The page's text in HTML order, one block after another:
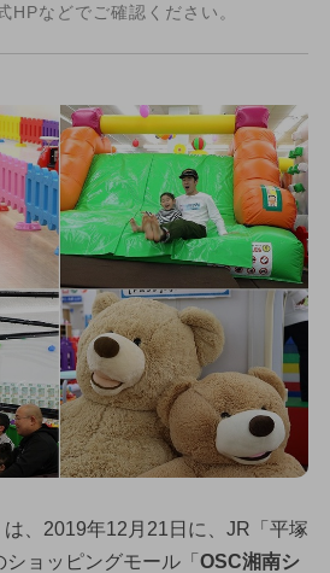
HPなどでご確認ください。
は、2019年12月21日に、JR「平塚
ョッピングモール「 OSC湘南シ